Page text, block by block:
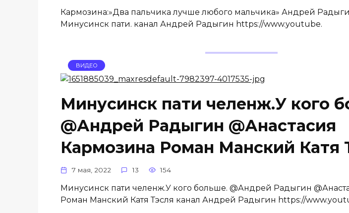
Кармозина:»Два пальчика лучше любого мальчика» Андрей
Минусинск пати. канал Андрей Радыгин https://www.youtube.
ВИДЕО
Минусинск пати челенж.У кого
@Андрей Радыгин @Анастасия
Кармозина Роман Манский Катя
7 мая, 2022 13 154
Минусинск пати челенж.У кого больше. @Андрей Радыгин
Роман Манский Катя Тэсля канал Андрей Радыгин https://